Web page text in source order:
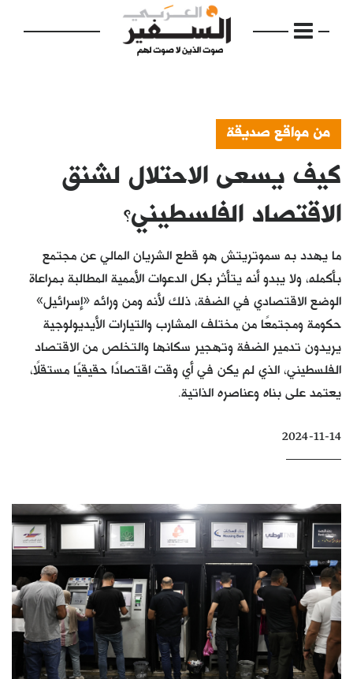
الرئيسية
مواضيع
فكرة
دفاتر
بالصورة
كتّابنا
الأرشيف
من مواقع صديقة
كيف يسعى الاحتلال لشنق
الاقتصاد الفلسطيني؟
ما يهدد به سموتريتش هو قطع الشريان المالي عن مجتمع
بأكمله، ولا يبدو أنه يتأثر بكل الدعوات الأممية المطالبة بمراعاة
الوضع الاقتصادي في الضفة، ذلك لأنه ومن ورائه «إسرائيل»
حكومة ومجتمعًا من مختلف المشارب والتيارات الأيديولوجية
يريدون تدمير الضفة وتهجير سكانها والتخلص من الاقتصاد
الفلسطيني، الذي لم يكن في أي وقت اقتصادًا حقيقيًا مستقلًا،
يعتمد على بناه وعناصره الذاتية.
2024-11-14